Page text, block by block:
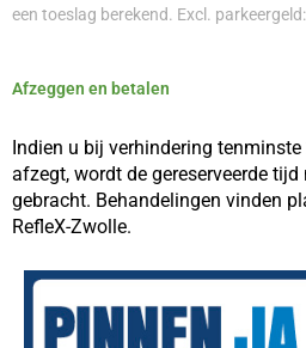
een toeslag berekend. Excl.
Afzeggen en betalen
Indien u bij verhindering
afzegt, wordt de gereserveerde tijd
gebracht. Behandelingen vinden
RefleX-Zwolle.